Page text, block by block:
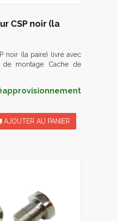
CSP noir (la
noir (la paire) livré avec
montage Cache de
AJOUTER AU PANIER